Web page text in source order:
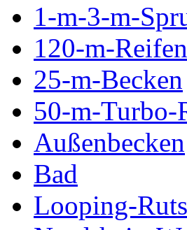
1-m-3-m-
120-m-
25-m-Becken
50-m-Turbo-
Außenbecken
Bad
Looping-